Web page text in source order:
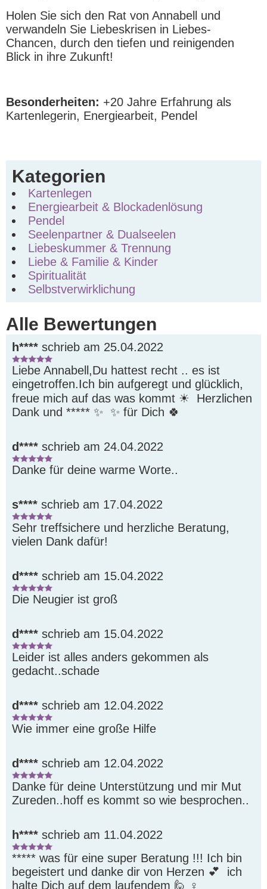
Holen Sie sich den Rat von Annabell und
verwandeln Sie Liebeskrisen in Liebes-
Chancen, durch den tiefen und reinigenden
Blick in ihre Zukunft!
Besonderheiten: +20 Jahre Erfahrung als
Kartenlegerin, Energiearbeit, Pendel
Kategorien
Kartenlegen
Energiearbeit & Blockadenlösung
Pendel
Seelenpartner & Dualseelen
Liebeskummer & Trennung
Liebe & Familie & Kinder
Spiritualität
Selbstverwirklichung
Alle Bewertungen
h**** schrieb am 25.04.2022
Liebe Annabell,Du hattest recht .. es ist
eingetroffen.Ich bin aufgeregt und glücklich,
freue mich auf das was kommt ☀ ️ Herzlichen
Dank und ***** ✨  ✨ für Dich 🍀
d**** schrieb am 24.04.2022
Danke für deine warme Worte..
s**** schrieb am 17.04.2022
Sehr treffsichere und herzliche Beratung,
vielen Dank dafür!
d**** schrieb am 15.04.2022
Die Neugier ist groß
d**** schrieb am 15.04.2022
Leider ist alles anders gekommen als
gedacht..schade
d**** schrieb am 12.04.2022
Wie immer eine große Hilfe
d**** schrieb am 12.04.2022
Danke für deine Unterstützung und mir Mut
Zureden..hoff es kommt so wie besprochen..
h**** schrieb am 11.04.2022
***** was für eine super Beratung !!! Ich bin
begeistert und danke dir von Herzen 💕  ich
halte Dich auf dem laufendem 🙋 ‍♀ ️